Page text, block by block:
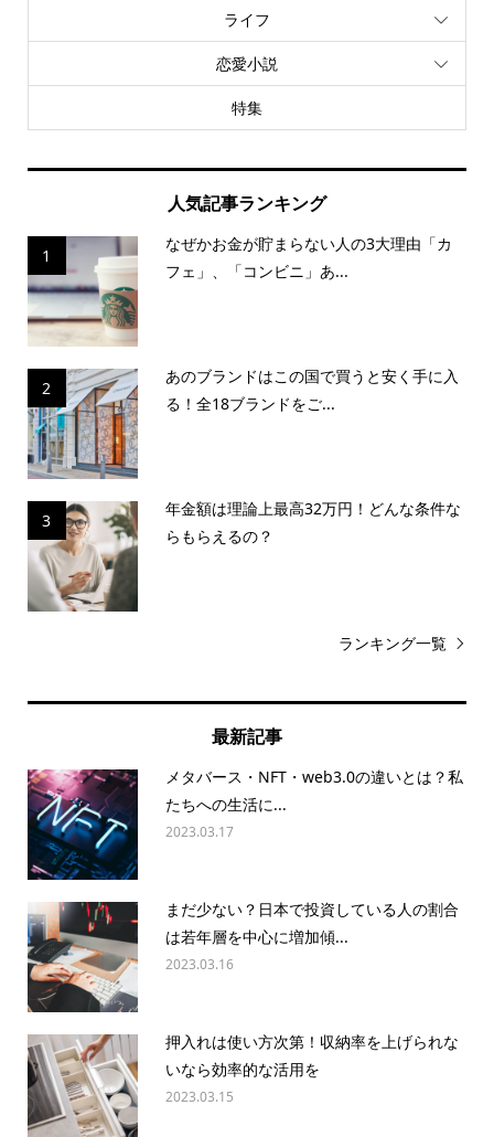
ライフ
恋愛小説
特集
人気記事ランキング
1
なぜかお金が貯まらない人の3大理由「カ
フェ」、「コンビニ」あ...
2
あのブランドはこの国で買うと安く手に入
る！全18ブランドをご...
3
年金額は理論上最高32万円！どんな条件な
らもらえるの？
ランキング一覧
最新記事
メタバース・NFT・web3.0の違いとは？私
たちへの生活に...
2023.03.17
まだ少ない？日本で投資している人の割合
は若年層を中心に増加傾...
2023.03.16
押入れは使い方次第！収納率を上げられな
いなら効率的な活用を
2023.03.15